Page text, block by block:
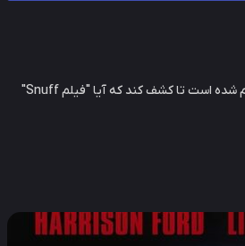
یک بازپرس خصوصی استخدام شده است تا کشف کند که آیا "فیلم Snuff"